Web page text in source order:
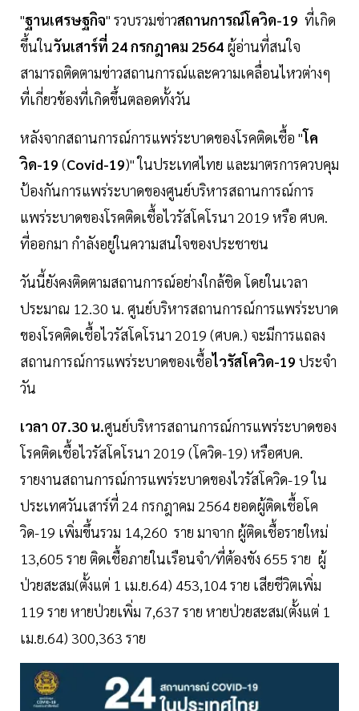
"ฐานเศรษฐกิจ" รวบรวมข่าวสถานการณ์โควิด-19 ที่เกิด
ขึ้นในวันเสาร์ที่ 24 กรกฎาคม 2564 ผู้อ่านที่สนใจ
สามารถติดตามข่าวสถานการณ์และความเคลื่อนไหวต่างๆ
ที่เกี่ยวข้องที่เกิดขึ้นตลอดทั้งวัน
หลังจากสถานการณ์การแพร่ระบาดของโรคติดเชื้อ "โค
วิด-19 (Covid-19)" ในประเทศไทย และมาตรการควบคุม
ป้องกันการแพร่ระบาดของศูนย์บริหารสถานการณ์การ
แพร่ระบาดของโรคติดเชื้อไวรัสโคโรนา 2019 หรือ ศบค.
ที่ออกมา กำลังอยู่ในความสนใจของประชาชน
วันนี้ยังคงติดตามสถานการณ์อย่างใกล้ชิด โดยในเวลา
ประมาณ 12.30 น. ศูนย์บริหารสถานการณ์การแพร่ระบาด
ของโรคติดเชื้อไวรัสโคโรนา 2019 (ศบค.) จะมีการแถลง
สถานการณ์การแพร่ระบาดของเชื้อไวรัสโควิด-19 ประจำ
วัน
เวลา 07.30 น.ศูนย์บริหารสถานการณ์การแพร่ระบาดของ
โรคติดเชื้อไวรัสโคโรนา 2019 (โควิด-19) หรือศบค.
รายงานสถานการณ์การแพร่ระบาดของไวรัสโควิด-19 ใน
ประเทศวันเสาร์ที่ 24 กรกฎาคม 2564 ยอดผู้ติดเชื้อโค
วิด-19 เพิ่มขึ้นรวม 14,260 ราย มาจาก ผู้ติดเชื้อรายใหม่
13,605 ราย ติดเชื้อภายในเรือนจำ/ที่ต้องขัง 655 ราย ผู้
ป่วยสะสม(ตั้งแต่ 1 เม.ย.64) 453,104 ราย เสียชีวิตเพิ่ม
119 ราย หายป่วยเพิ่ม 7,637 ราย หายป่วยสะสม(ตั้งแต่ 1
เม.ย.64) 300,363 ราย